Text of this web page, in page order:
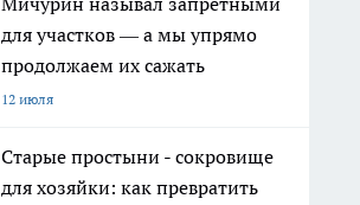
для участков — а мы упрямо
продолжаем их сажать
12 июля
Старые простыни - сокровище
для хозяйки: как превратить